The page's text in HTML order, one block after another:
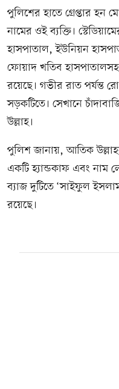
পুলিশের হাতে গ্রেপ্তার
নামের ওই ব্যক্তি।
হাসপাতাল, ইউনিয়ন
ফোয়াদ খতিব
রয়েছে। গভীর রাত পর্যন্ত
সড়কটিতে। সেখানে
উল্লাহ।
পুলিশ জানায়, আতিক
একটি হ্যান্ডকাফ এবং নাম
ব্যাজ দুটিতে ‘সাইফুল
রয়েছে।